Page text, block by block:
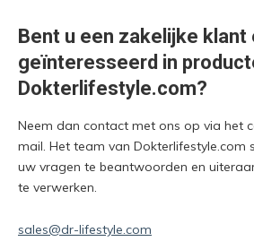
Bent u een zakelijke klant
geïnteresseerd in
Dokterlifestyle.com?
Neem dan contact met ons op via het
mail. Het team van Dokterlifestyle.com
uw vragen te beantwoorden en
te verwerken.
sales@dr-lifestyle.com